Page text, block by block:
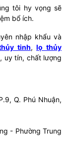
tôi hy vọng sẽ
bổ ích.
nhập khẩu và
tinh, lọ thủy
uy tín, chất lượng
Q. Phú Nhuận,
- Phường Trung